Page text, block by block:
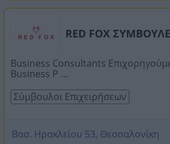
RED FOX
Business Consultants
Business P ...
Σύμβουλοι Επιχειρήσεων
Βασ. Ηρακλείου 53, Θεσσαλονίκη